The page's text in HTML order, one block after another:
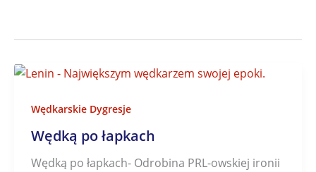
Wędkarskie Dygresje
Wędką po łapkach
Wędką po łapkach- Odrobina PRL-owskiej ironii